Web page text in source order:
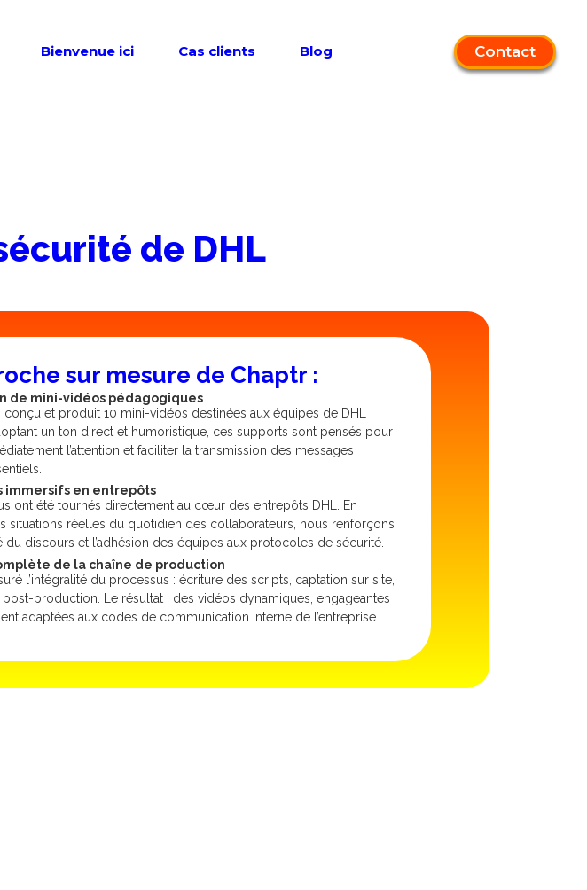
Bienvenue ici Cas clients Blog Contact
de DHL
sur mesure de Chaptr :
de mini-vidéos pédagogiques
conçu et produit 10 mini-vidéos destinées aux équipes de DHL
un ton direct et humoristique, ces supports sont pensés pour
l’attention et faciliter la transmission des messages
immersifs en entrepôts
ont été tournés directement au cœur des entrepôts DHL. En
situations réelles du quotidien des collaborateurs, nous renforçons
du discours et l’adhésion des équipes aux protocoles de sécurité.
de la chaîne de production
l’intégralité du processus : écriture des scripts, captation sur site,
production. Le résultat : des vidéos dynamiques, engageantes
adaptées aux codes de communication interne de l’entreprise.